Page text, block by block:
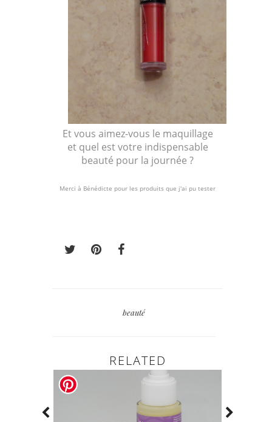
Et vous aimez-vous le maquillage
et quel est votre indispensable
beauté pour la journée ?
Merci à Bénédicte pour les produits que j'ai pu tester
beauté
RELATED